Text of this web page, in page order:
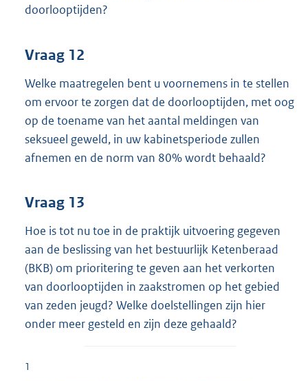
doorlooptijden?
Vraag 12
Welke maatregelen bent u voornemens in te stellen
om ervoor te zorgen dat de doorlooptijden, met oog
op de toename van het aantal meldingen van
seksueel geweld, in uw kabinetsperiode zullen
afnemen en de norm van 80% wordt behaald?
Vraag 13
Hoe is tot nu toe in de praktijk uitvoering gegeven
aan de beslissing van het bestuurlijk Ketenberaad
(BKB) om prioritering te geven aan het verkorten
van doorlooptijden in zaakstromen op het gebied
van zeden jeugd? Welke doelstellingen zijn hier
onder meer gesteld en zijn deze gehaald?
1